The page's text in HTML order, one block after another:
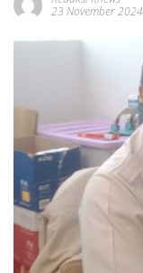
23 November 2024